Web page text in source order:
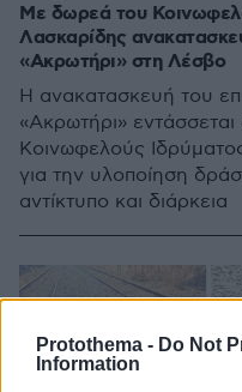
Protothema - Do Not
Information
Με δωρεά του
Λασκαρίδης
«Ακρωτήρι» στη Λέσβο
Η ανακατασκευή του
«Ακρωτήρι»
Κοινωφελούς
για την υλοποίηση
αντίκτυπο και διάρκεια